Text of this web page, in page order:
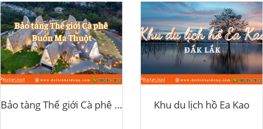
Bảo tàng Thế giới Cà phê Buôn Ma Thuột Khu du lịch hồ Ea Kao